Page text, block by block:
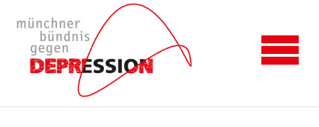
Zum Hauptinhalt springen